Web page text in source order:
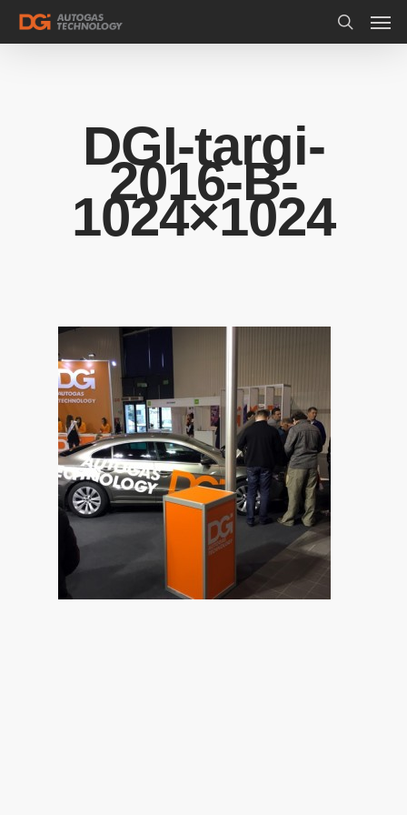
DGI-targi-
2016-B-
1024×1024